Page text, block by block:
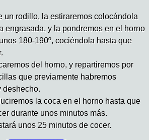
un rodillo, la estiraremos colocándola
engrasada, y la pondremos en el horno
180-190º, cociéndola hasta que
del horno, y repartiremos por
que previamente habremos
deshecho.
la coca en el horno hasta que
durante unos minutos más.
unos 25 minutos de cocer.